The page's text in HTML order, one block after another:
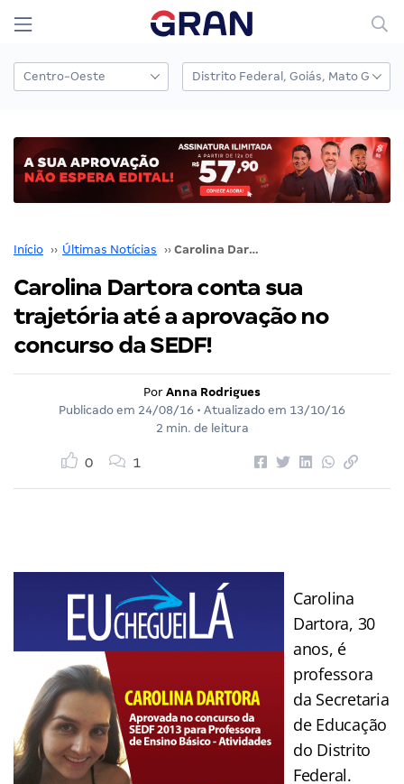
Início ›› Últimas Notícias ›› Carolina Dartora conta sua trajetória até a aprovação no concurso da SEDF!
Carolina Dartora conta sua
trajetória até a aprovação no
concurso da SEDF!
Por Anna Rodrigues
Publicado em 24/08/16 • Atualizado em 13/10/16
2 min. de leitura
0 1
Carolina
Dartora, 30
anos, é
professora
da Secretaria
de Educação
do Distrito
Federal.